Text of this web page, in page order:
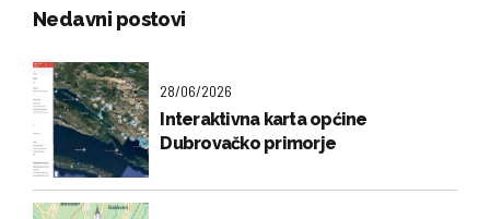
Nedavni postovi
28/06/2026
Interaktivna karta općine
Dubrovačko primorje